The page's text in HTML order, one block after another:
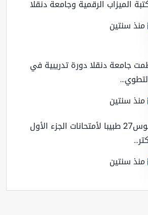
الرقمية وجامعة دنقلا
دنقلا دورة تدريبية في
جلوس27 طبيبا لأمتحانات الجزء الأول